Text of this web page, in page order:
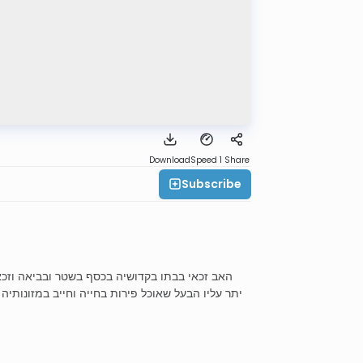
DownloadSpeed 1 Share
Subscribe
האב זכאי בבתו בקדושיה בכסף בשטר ובביאה
יתר עליו הבעל שאוכל פירות בחייה וחייב